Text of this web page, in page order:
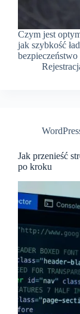
Czym jest
jak szybkość
Jak przenieść
po kroku